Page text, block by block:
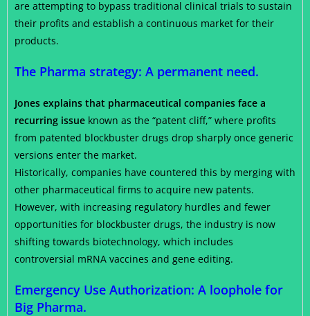
are attempting to bypass traditional clinical trials to sustain
their profits and establish a continuous market for their
products.
The Pharma strategy: A permanent need.
Jones explains that pharmaceutical companies face a
recurring issue known as the “patent cliff,” where profits
from patented blockbuster drugs drop sharply once generic
versions enter the market.
Historically, companies have countered this by merging with
other pharmaceutical firms to acquire new patents.
However, with increasing regulatory hurdles and fewer
opportunities for blockbuster drugs, the industry is now
shifting towards biotechnology, which includes
controversial mRNA vaccines and gene editing.
Emergency Use Authorization: A loophole for
Big Pharma.